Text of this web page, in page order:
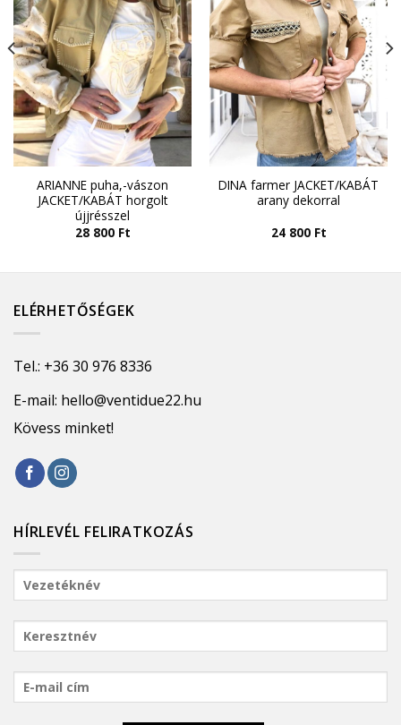
ARIANNE puha,-vászon
JACKET/KABÁT horgolt
újjrésszel
28 800 Ft
DINA farmer JACKET/KABÁT
arany dekorral
24 800 Ft
ELÉRHETŐSÉGEK
Tel.: +36 30 976 8336
E-mail: hello@ventidue22.hu
Kövess minket!
HÍRLEVÉL FELIRATKOZÁS